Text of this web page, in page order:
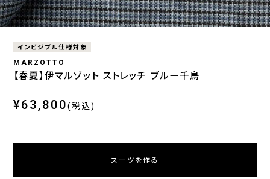
インビジブル仕様対象
MARZOTTO
【春夏】伊マルゾット ストレッチ ブルー千鳥
¥63,800(税込)
スーツを作る